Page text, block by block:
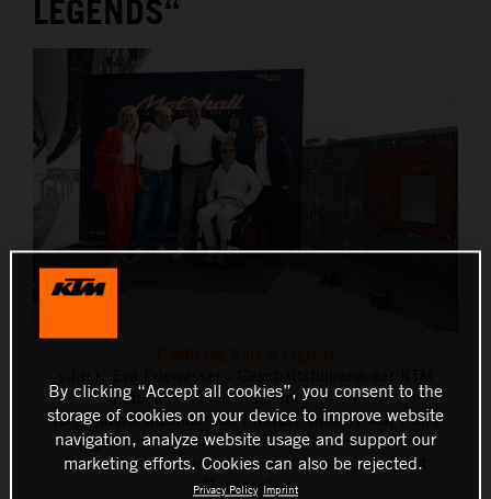
LEGENDS“
Motohall, Hubert Trunkenpolz - stellv.
Vorstandsvorsitzender der PIERER Mobility AG, Heinz
Kinigadner, Pit Beirer - Motorsports Director KTM
Racing GmbH, Daniel Lang - Bürgermeister Stadt
Mattighofen
By clicking “Accept all cookies”, you consent to the
storage of cookies on your device to improve website
navigation, analyze website usage and support our
marketing efforts. Cookies can also be rejected.
Privacy Policy Imprint